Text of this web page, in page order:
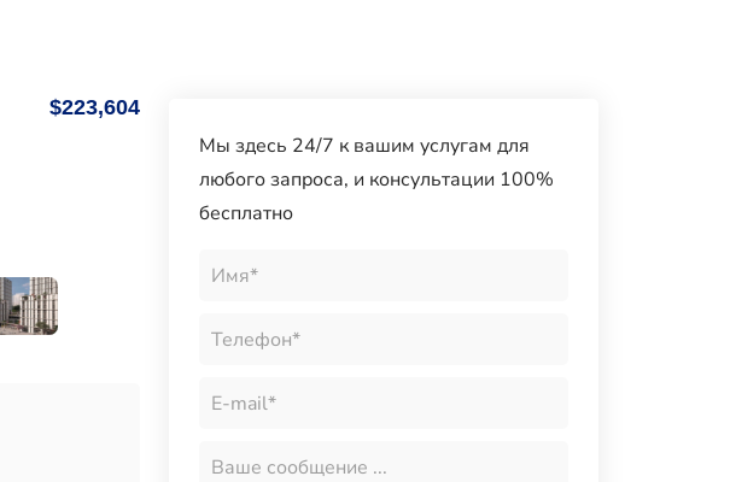
$223,604
Мы здесь 24/7 к вашим услугам для
любого запроса, и консультации 100%
бесплатно